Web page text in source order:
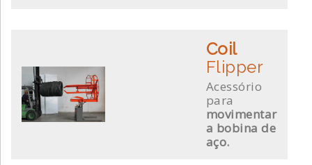
Coil
Flipper
Acessório
para
movimentar
a bobina de
aço.